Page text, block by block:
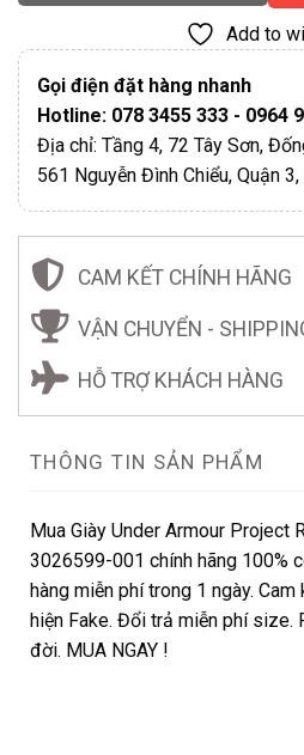
Add to
Gọi điện đặt hàng nhanh
Hotline: 078 3455 333 - 0964
Địa chỉ: Tầng 4, 72 Tây Sơn,
561 Nguyễn Đình Chiểu, Quận
CAM KẾT CHÍNH HÃNG
VẬN CHUYỂN -
HỖ TRỢ KHÁCH HÀNG
THÔNG TIN SẢN PHẨM
Mua Giày Under Armour Project
3026599-001 chính hãng 100%
hàng miễn phí trong 1 ngày.
hiện Fake. Đổi trả miễn phí size.
đời. MUA NGAY !